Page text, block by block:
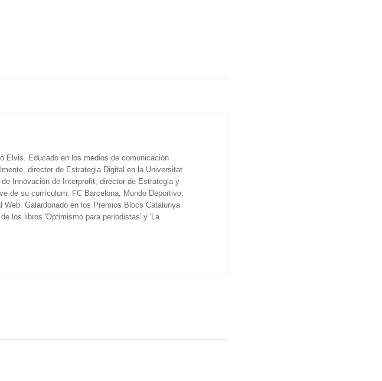
Elvis. Educado en los medios de comunicación
director de Estrategia Digital en la Universitat
Innovación de Interprofit; director de Estrategia y
de su currículum: FC Barcelona, Mundo Deportivo,
Galardonado en los Premios Blocs Catalunya
los libros 'Optimismo para periodistas' y 'La